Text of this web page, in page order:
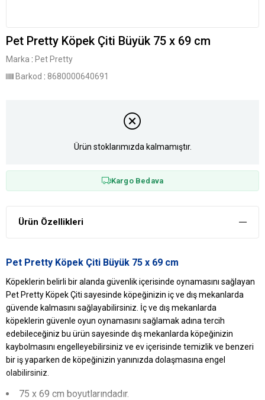
Pet Pretty Köpek Çiti Büyük 75 x 69 cm
Marka : Pet Pretty
Barkod : 8680000640691
Ürün stoklarımızda kalmamıştır.
Kargo Bedava
Ürün Özellikleri
Pet Pretty Köpek Çiti Büyük 75 x 69 cm
Köpeklerin belirli bir alanda güvenlik içerisinde oynamasını sağlayan
Pet Pretty Köpek Çiti sayesinde köpeğinizin iç ve dış mekanlarda
güvende kalmasını sağlayabilirsiniz. İç ve dış mekanlarda
köpeklerin güvenle oyun oynamasını sağlamak adına tercih
edebileceğiniz bu ürün sayesinde dış mekanlarda köpeğinizin
kaybolmasını engelleyebilirsiniz ve ev içerisinde temizlik ve benzeri
bir iş yaparken de köpeğinizin yanınızda dolaşmasına engel
olabilirsiniz.
75 x 69 cm boyutlarındadır.